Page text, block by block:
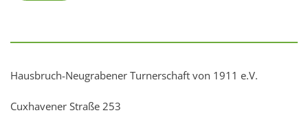
Hausbruch-Neugrabener Turnerschaft von 1911 e.V.
Cuxhavener Straße 253